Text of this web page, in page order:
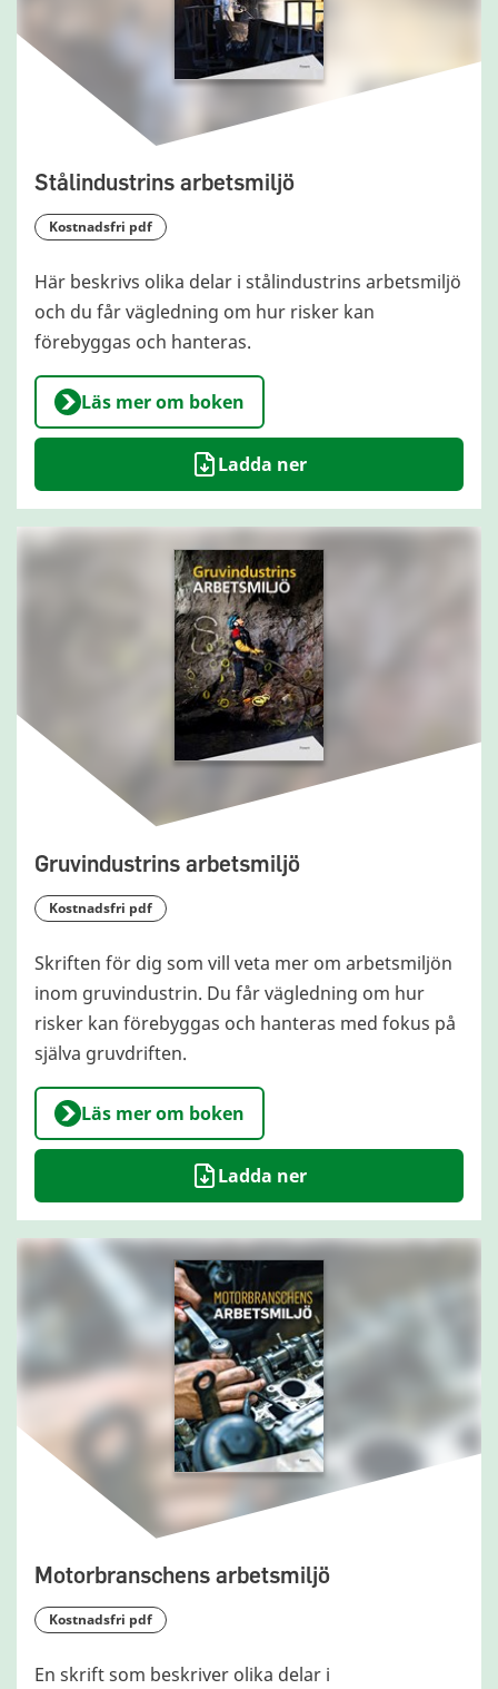
Stålindustrins arbetsmiljö
kostnadsfri pdf
Här beskrivs olika delar i stålindustrins arbetsmiljö
och du får vägledning om hur risker kan
förebyggas och hanteras.
Läs mer om boken
Ladda ner
Gruvindustrins arbetsmiljö
kostnadsfri pdf
Skriften för dig som vill veta mer om arbetsmiljön
inom gruvindustrin. Du får vägledning om hur
risker kan före­byggas och hanteras med fokus på
själva gruvdriften.
Läs mer om boken
Ladda ner
Motorbranschens arbetsmiljö
kostnadsfri pdf
En skrift som beskriver olika delar i